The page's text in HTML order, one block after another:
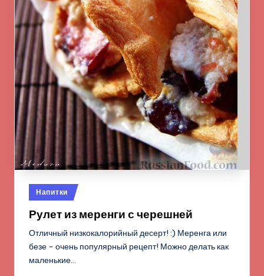
Опубликовано
в
Напитки
Рулет из меренги с черешней
Отличный низкокалорийный десерт! :) Меренга или
безе - очень популярный рецепт! Можно делать как
маленькие…